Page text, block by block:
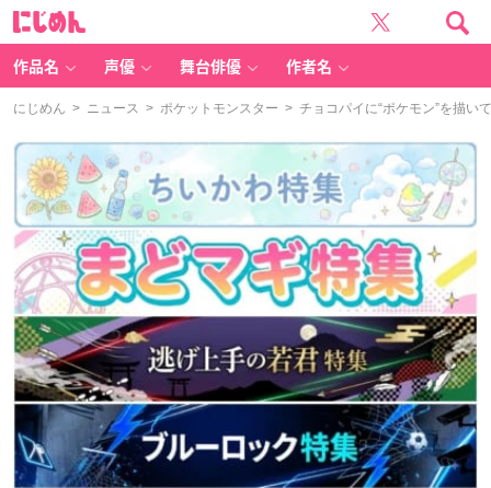
作品名 声優 舞台俳優 作者名
にじめん > ニュース > ポケットモンスター > チョコパイに“ポケモン”を描い